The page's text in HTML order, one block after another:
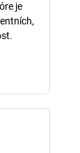
je